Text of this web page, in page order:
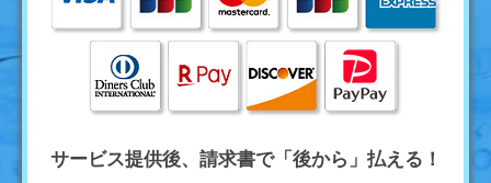
サービス提供後、請求書で「後から」払える！